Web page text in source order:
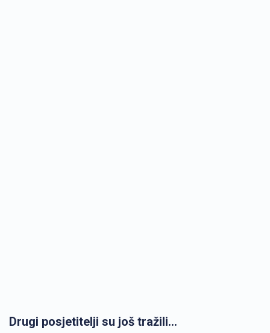
Drugi posjetitelji su još tražili...